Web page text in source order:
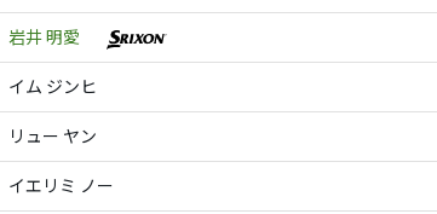
岩井 明愛
イム ジンヒ
リュー ヤン
イエリミ ノー